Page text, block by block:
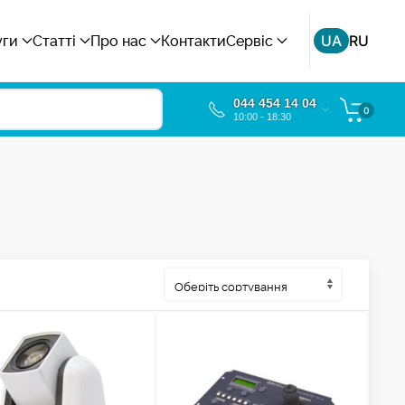
Статті Про нас КонтактиСервіс UA RU
044 454 14 04
10:00 - 18:30
0